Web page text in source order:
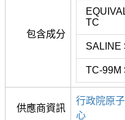
包含成分
TC
SALINE
TC-99M
供應商資訊
行政院原
心